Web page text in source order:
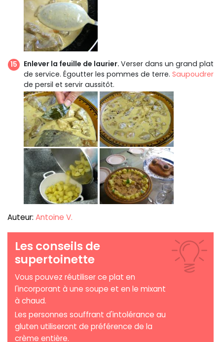
Enlever la feuille de laurier. Verser dans un grand plat
de service. Égoutter les pommes de terre. Saupoudrer
de persil et servir aussitôt.
Auteur: Antoine V.
Les conseils de
supertoinette
Vous pouvez réutiliser ce plat en
l'incorporant à une soupe et en le mixant
à chaud.
Les personnes souffrant d'intolérance au
gluten utiliseront de préférence de la
crème entière.